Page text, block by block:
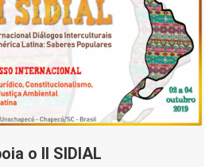
o II SIDIAL